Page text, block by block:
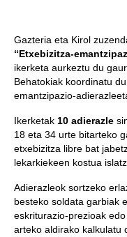
Gazteria eta Kirol
“Etxebizitza-
ikerketa aurkeztu du
Behatokiak koordinatu
emantzipazio-
Ikerketak 10 adierazle
18 eta 34 urte bitarteko
etxebizitza libre bat
lekarkiekeen kostua
Adierazleok sortzeko
besteko soldata garbiak
eskriturazio-prezioak
arteko aldirako kalkulatu